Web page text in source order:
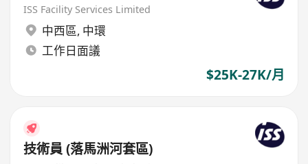
ISS Facility Services Limited
中西區, 中環
工作日面議
$25K-27K/月
技術員 (落馬洲河套區)